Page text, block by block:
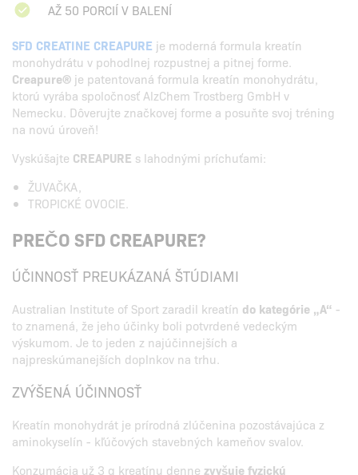
AŽ 50 PORCIÍ V BALENÍ
SFD CREATINE CREAPURE je moderná formula kreatín
monohydrátu v pohodlnej rozpustnej a pitnej forme.
Creapure® je patentovaná formula kreatín monohydrátu,
ktorú vyrába spoločnosť AlzChem Trostberg GmbH v
Nemecku. Dôverujte značkovej forme a posuňte svoj tréning
na novú úroveň!
Vyskúšajte CREAPURE s lahodnými príchuťami:
ŽUVAČKA,
TROPICKÉ OVOCIE.
PREČO SFD CREAPURE?
ÚČINNOSŤ PREUKÁZANÁ ŠTÚDIAMI
Australian Institute of Sport zaradil kreatín do kategórie „A“ -
to znamená, že jeho účinky boli potvrdené vedeckým
výskumom. Je to jeden z najúčinnejších a
najpreskúmanejších doplnkov na trhu.
ZVÝŠENÁ ÚČINNOSŤ
Kreatín monohydrát je prírodná zlúčenina pozostávajúca z
aminokyselín - kľúčových stavebných kameňov svalov.
Konzumácia už 3 g kreatínu denne zvyšuje fyzickú